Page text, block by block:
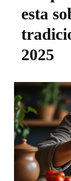
esta
2025